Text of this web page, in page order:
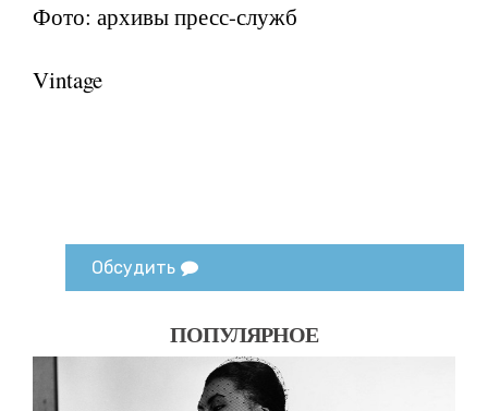
Фото: архивы пресс-служб
Vintage
Обсудить
ПОПУЛЯРНОЕ